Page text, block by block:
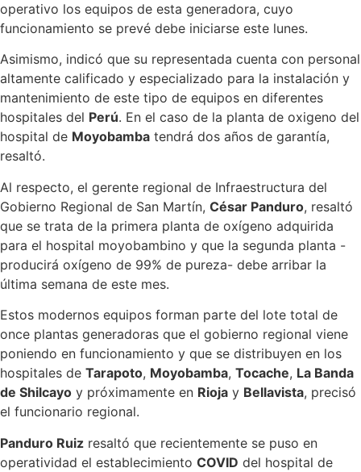
operativo los equipos de esta generadora, cuyo
funcionamiento se prevé debe iniciarse este lunes.
Asimismo, indicó que su representada cuenta con personal
altamente calificado y especializado para la instalación y
mantenimiento de este tipo de equipos en diferentes
hospitales del Perú. En el caso de la planta de oxigeno del
hospital de Moyobamba tendrá dos años de garantía,
resaltó.
Al respecto, el gerente regional de Infraestructura del
Gobierno Regional de San Martín, César Panduro, resaltó
que se trata de la primera planta de oxígeno adquirida
para el hospital moyobambino y que la segunda planta -
producirá oxígeno de 99% de pureza- debe arribar la
última semana de este mes.
Estos modernos equipos forman parte del lote total de
once plantas generadoras que el gobierno regional viene
poniendo en funcionamiento y que se distribuyen en los
hospitales de Tarapoto, Moyobamba, Tocache, La Banda
de Shilcayo y próximamente en Rioja y Bellavista, precisó
el funcionario regional.
Panduro Ruiz resaltó que recientemente se puso en
operatividad el establecimiento COVID del hospital de